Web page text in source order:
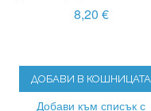
8,20 €
ДОБАВИ В КОШНИЦАТА
Добави към списък с